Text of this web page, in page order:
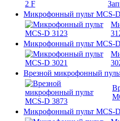
Микрофонный пульт MCS-
Микрофонный пульт MCS-
Врезной микрофонный
Микрофонный пульт MCS-